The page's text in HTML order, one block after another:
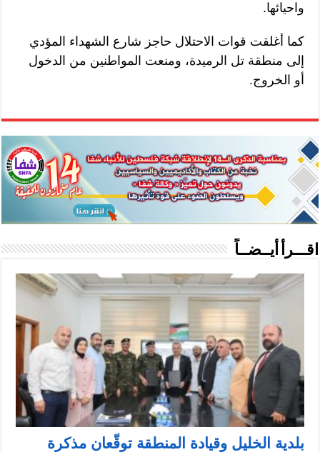
واحيائها.
كما أغلقت قوات الاحتلال حاجز شارع الشهداء المؤدي
إلى منطقة تل الرميدة، ومنعت المواطنين من الدخول
أو الخروج.
اقـــرأ أيــضــاً
بلدية الخليل وقيادة المنطقة توقّعان مذكرة